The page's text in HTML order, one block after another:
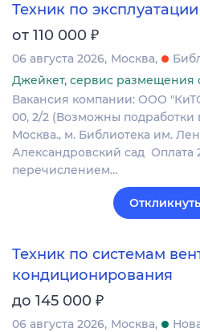
Техник по
от 110 000 ₽
06 августа 2026 Москва
Джейкет, сервис размещения
Вакансия компании: ООО
00‚ 2/2 (Возможны подработки
Москва.‚ м. Библиотека им.
Александровский сад Оплата
перечислением…
Техник по системам
кондиционирования
до 145 000 ₽
06 августа 2026 Москва